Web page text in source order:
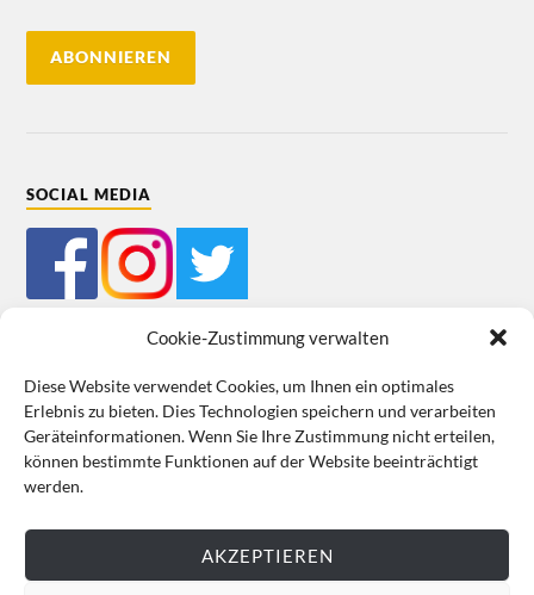
Cookie-Zustimmung verwalten
Diese Website verwendet Cookies, um Ihnen ein optimales
Erlebnis zu bieten. Dies Technologien speichern und verarbeiten
Geräteinformationen. Wenn Sie Ihre Zustimmung nicht erteilen,
können bestimmte Funktionen auf der Website beeinträchtigt
werden.
AKZEPTIEREN
SOCIAL MEDIA
Mein Bestellkonto Kundeninformationen Datenschutz
Cookie-Richtlinie (EU) Impressum
VERTRAG WIDERRUFEN